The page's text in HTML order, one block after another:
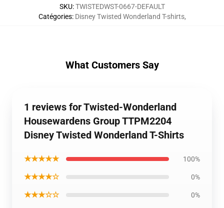
SKU:TWISTEDWST-0667-DEFAULT
Catégories: Disney Twisted Wonderland T-shirts,
What Customers Say
1 reviews for Twisted-Wonderland
Housewardens Group TTPM2204
Disney Twisted Wonderland T-Shirts
★★★★★ 100%
★★★★☆ 0%
★★★☆☆ 0%